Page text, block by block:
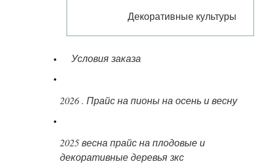
Декоративные культуры
Условия заказа
2026 . Прайс на пионы на осень и весну
2025 весна прайс на плодовые и
декоративные деревья зкс